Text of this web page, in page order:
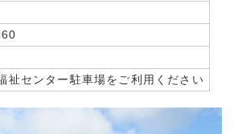
祉センター駐車場をご利用ください